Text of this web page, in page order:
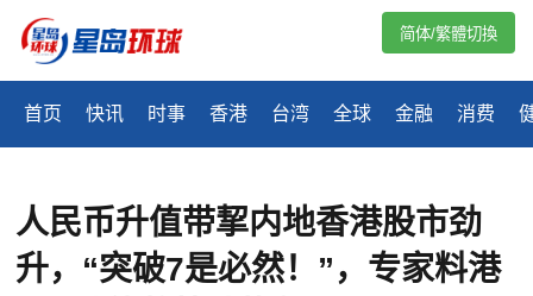
首页 快讯 时事 香港 台湾 全球 金融 消费
简体/繁體切換
人民币升值带挈内地香港股市劲
升，“突破7是必然！”，专家料港